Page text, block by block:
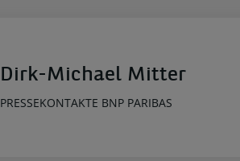
Dirk-Michael Mitter
PRESSEKONTAKTE BNP PARIBAS